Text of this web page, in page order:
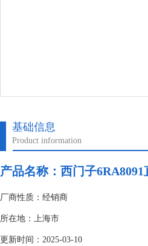
基础信息
Product information
产品名称： 西门子
厂商性质：经销商
所在地：上海市
更新时间：2025-03-10